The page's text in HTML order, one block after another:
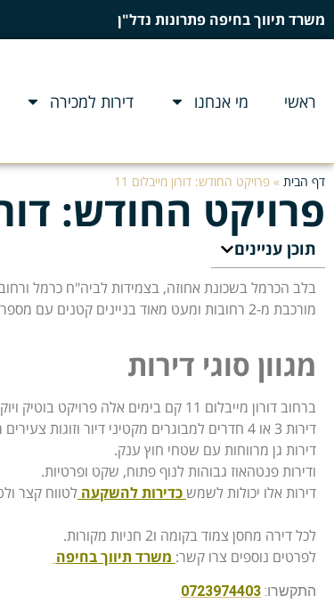
משרד תיווך בחיפה פתרונות נדל"ן
ראשי מי אנחנו דירות למכירה
דף הבית » פרויקט החודש: דורון מייבלום 11
פרויקט החודש:
תוכן עניינים
בלב הכרמל בשכונת אחוזה, בצמידות לביה"ח כרמל
מורכבת מ-2 רחובות ומעט מאוד בניינים קטנים עם מספר מצומצם של דיירים.
מגוון סוגי דירות
ברחוב דורון מייבלום 11 קם בימים אלה פרויקט בוטיק ויוקרתי עם
דירות 3 או 4 חדרים למבוגרים מקטיני דיור וזוגות צעירים מבוססות.
דירות גן מרווחות עם שטחי חוץ ענק.
ודירות פנטהאוז גבוהות לנוף פתוח, שקט ופרטיות.
דירות אלו יכולות לשמש כדירות להשקעה לטווח קצר
לכל דירה מחסן צמוד בקומה ו2 חניות מקורות.
לפרטים נוספים צרו קשר: משרד תיווך בחיפה
התקשרו: 0723974403